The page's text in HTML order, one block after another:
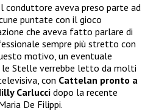
aveva preso parte ad
puntate con il gioco
che aveva fatto parlare di
sempre più stretto con
motivo, un eventuale
le Stelle verrebbe letto da molti
con Cattelan pronto a
Carlucci dopo la recente
De Filippi.